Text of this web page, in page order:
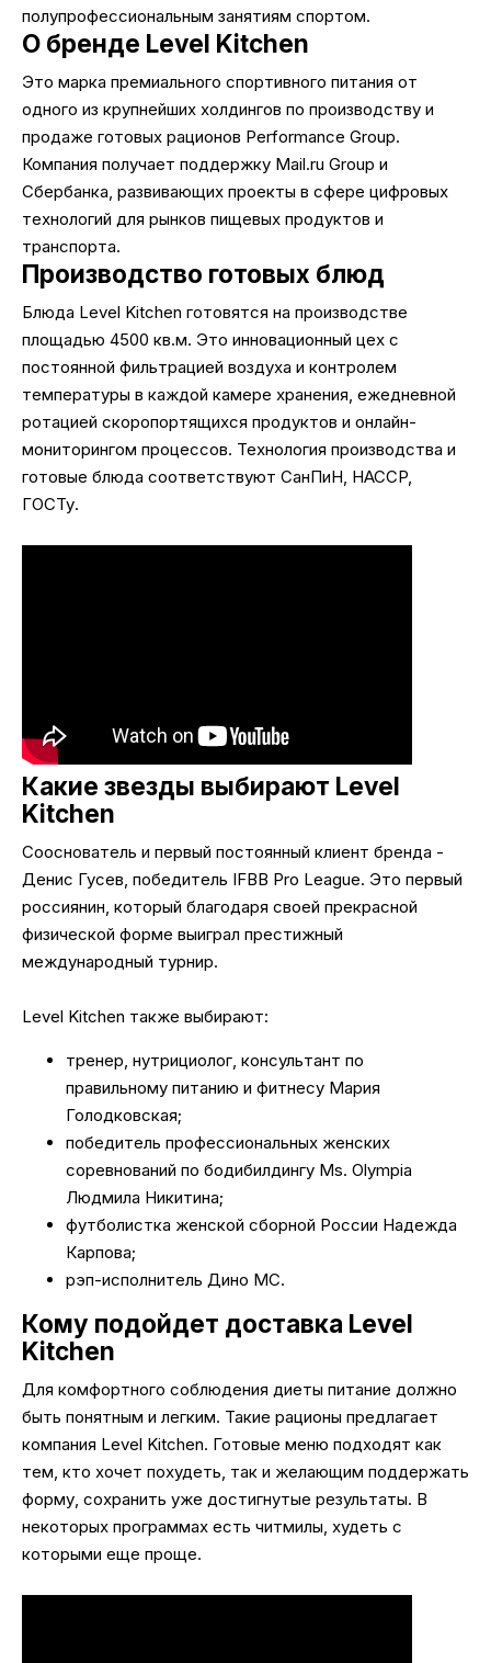
полупрофессиональным занятиям спортом.
О бренде Level Kitchen
Это марка премиального спортивного питания от
одного из крупнейших холдингов по производству и
продаже готовых рационов Performance Group.
Компания получает поддержку Mail.ru Group и
Сбербанка, развивающих проекты в сфере цифровых
технологий для рынков пищевых продуктов и
транспорта.
Производство готовых блюд
Блюда Level Kitchen готовятся на производстве
площадью 4500 кв.м. Это инновационный цех с
постоянной фильтрацией воздуха и контролем
температуры в каждой камере хранения, ежедневной
ротацией скоропортящихся продуктов и онлайн-
мониторингом процессов. Технология производства и
готовые блюда соответствуют СанПиН, HACCP,
ГОСТу.
Какие звезды выбирают Level
Kitchen
Сооснователь и первый постоянный клиент бренда -
Денис Гусев, победитель IFBB Pro League. Это первый
россиянин, который благодаря своей прекрасной
физической форме выиграл престижный
международный турнир.
Level Kitchen также выбирают:
тренер, нутрициолог, консультант по
правильному питанию и фитнесу Мария
Голодковская;
победитель профессиональных женских
соревнований по бодибилдингу Ms. Olympia
Людмила Никитина;
футболистка женской сборной России Надежда
Карпова;
рэп-исполнитель Дино МС.
Кому подойдет доставка Level
Kitchen
Для комфортного соблюдения диеты питание должно
быть понятным и легким. Такие рационы предлагает
компания Level Kitchen. Готовые меню подходят как
тем, кто хочет похудеть, так и желающим поддержать
форму, сохранить уже достигнутые результаты. В
некоторых программах есть читмилы, худеть с
которыми еще проще.